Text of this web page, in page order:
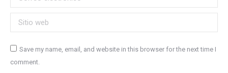
Sitio web
Save my name, email, and website in this browser for the next time I
comment.